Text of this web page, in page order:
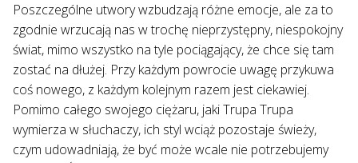
Poszczególne utwory wzbudzają różne emocje, ale za to
zgodnie wrzucają nas w trochę nieprzystępny, niespokojny
świat, mimo wszystko na tyle pociągający, że chce się tam
zostać na dłużej. Przy każdym powrocie uwagę przykuwa
coś nowego, z każdym kolejnym razem jest ciekawiej.
Pomimo całego swojego ciężaru, jaki Trupa Trupa
wymierza w słuchaczy, ich styl wciąż pozostaje świeży,
czym udowadniają, że być może wcale nie potrzebujemy